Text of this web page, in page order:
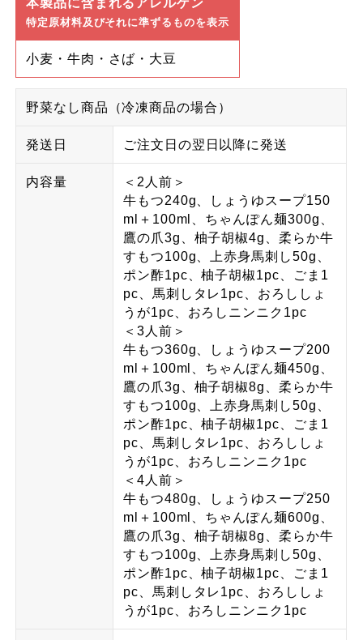
本製品に含まれるアレルゲン
特定原材料及びそれに準ずるものを表示
小麦・牛肉・さば・大豆
野菜なし商品（冷凍商品の場合）
発送日 ご注文日の翌日以降に発送
内容量
＜2人前＞
牛もつ240g、しょうゆスープ150
ml＋100ml、ちゃんぽん麺300g、
鷹の爪3g、柚子胡椒4g、柔らか牛
すもつ100g、上赤身馬刺し50g、
ポン酢1pc、柚子胡椒1pc、ごま1
pc、馬刺しタレ1pc、おろししょ
うが1pc、おろしニンニク1pc
＜3人前＞
牛もつ360g、しょうゆスープ200
ml＋100ml、ちゃんぽん麺450g、
鷹の爪3g、柚子胡椒8g、柔らか牛
すもつ100g、上赤身馬刺し50g、
ポン酢1pc、柚子胡椒1pc、ごま1
pc、馬刺しタレ1pc、おろししょ
うが1pc、おろしニンニク1pc
＜4人前＞
牛もつ480g、しょうゆスープ250
ml＋100ml、ちゃんぽん麺600g、
鷹の爪3g、柚子胡椒8g、柔らか牛
すもつ100g、上赤身馬刺し50g、
ポン酢1pc、柚子胡椒1pc、ごま1
pc、馬刺しタレ1pc、おろししょ
うが1pc、おろしニンニク1pc